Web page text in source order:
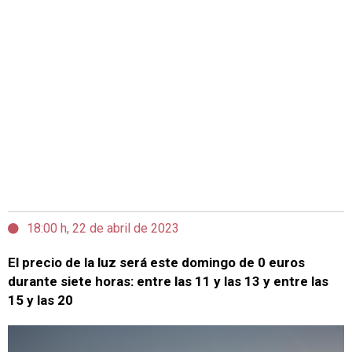
18:00 h, 22 de abril de 2023
El precio de la luz será este domingo de 0 euros
durante siete horas: entre las 11 y las 13 y entre las
15 y las 20